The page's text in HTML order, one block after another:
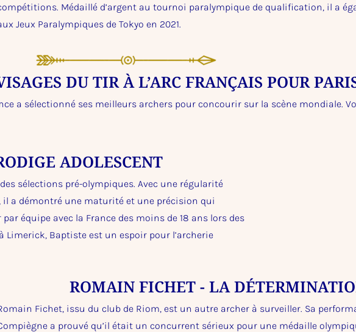
Médaillé d’argent au tournoi paralympique de qualification, il a
Jeux Paralympiques de Tokyo en 2021.
DU TIR À L’ARC FRANÇAIS POUR
a sélectionné ses meilleurs archers pour concourir sur la scène
ADOLESCENT
sélections pré-olympiques. Avec une régularité
a démontré une maturité et une précision qui
équipe avec la France des moins de 18 ans lors des
Limerick, Baptiste est un espoir pour l’archerie
ROMAIN FICHET - LA
Fichet, issu du club de Riom, est un autre archer à surveiller. Sa
a prouvé qu’il était un concurrent sérieux pour une médaille